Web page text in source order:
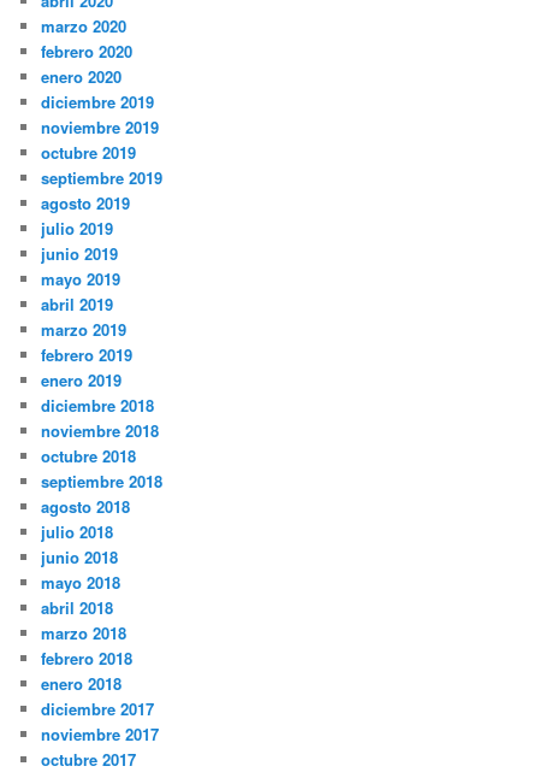
marzo 2020
febrero 2020
enero 2020
diciembre 2019
noviembre 2019
octubre 2019
septiembre 2019
agosto 2019
julio 2019
junio 2019
mayo 2019
abril 2019
marzo 2019
febrero 2019
enero 2019
diciembre 2018
noviembre 2018
octubre 2018
septiembre 2018
agosto 2018
julio 2018
junio 2018
mayo 2018
abril 2018
marzo 2018
febrero 2018
enero 2018
diciembre 2017
noviembre 2017
octubre 2017